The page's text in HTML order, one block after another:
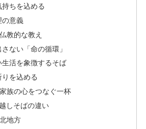
ちを込める
の意義
教的な教え
ない「命の循環」
活を象徴するそば
を込める
族の心をつなぐ一杯
しそばの違い
地方